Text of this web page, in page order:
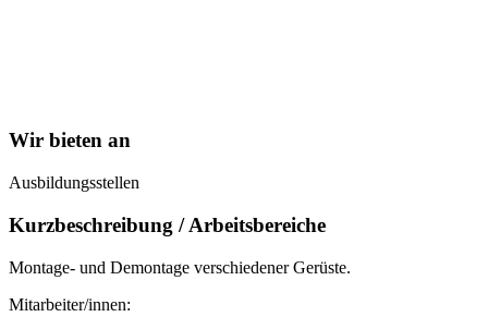
Wir bieten an
Ausbildungsstellen
Kurzbeschreibung / Arbeitsbereiche
Montage- und Demontage verschiedener Gerüste.
Mitarbeiter/innen: